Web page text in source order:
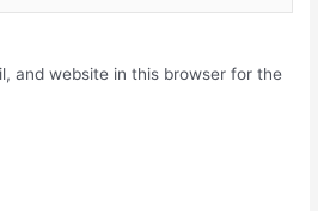
and website in this browser for the